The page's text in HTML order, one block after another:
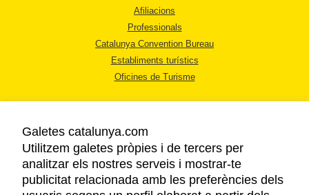
Afiliacions
Professionals
Catalunya Convention Bureau
Establiments turístics
Oficines de Turisme
AVÍS LEGAL
POLÍTICA DE PRIVACITAT
Galetes catalunya.com
Utilitzem galetes pròpies i de tercers per
analitzar els nostres serveis i mostrar-te
publicitat relacionada amb les preferències dels